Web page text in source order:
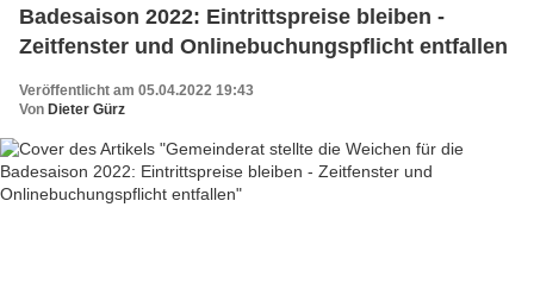
Badesaison 2022: Eintrittspreise bleiben -
Zeitfenster und Onlinebuchungspflicht entfallen
Veröffentlicht am 05.04.2022 19:43
Von Dieter Gürz